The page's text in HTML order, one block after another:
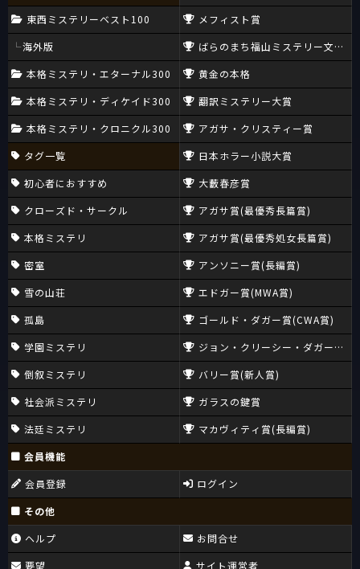
東西ミステリーベスト100
海外版
本格ミステリ・エターナル300
本格ミステリ・ディケイド300
本格ミステリ・クロニクル300
タグ一覧
初心者におすすめ
クローズド・サークル
本格ミステリ
密室
雪の山荘
孤島
学園ミステリ
倒叙ミステリ
社会派ミステリ
法廷ミステリ
メフィスト賞
ばらのまち福山ミステリー文学新
黄金の本格
翻訳ミステリー大賞
アガサ・クリスティー賞
日本ホラー小説大賞
大藪春彦賞
アガサ賞(最優秀長篇賞)
アガサ賞(最優秀処女長篇賞)
アンソニー賞(長編賞)
エドガー賞(MWA賞)
ゴールド・ダガー賞(CWA賞)
ジョン・クリーシー・ダガー賞
バリー賞(新人賞)
ガラスの鍵賞
マカヴィティ賞(長編賞)
会員機能
会員登録
ログイン
その他
ヘルプ
要望
お問合せ
サイト運営者